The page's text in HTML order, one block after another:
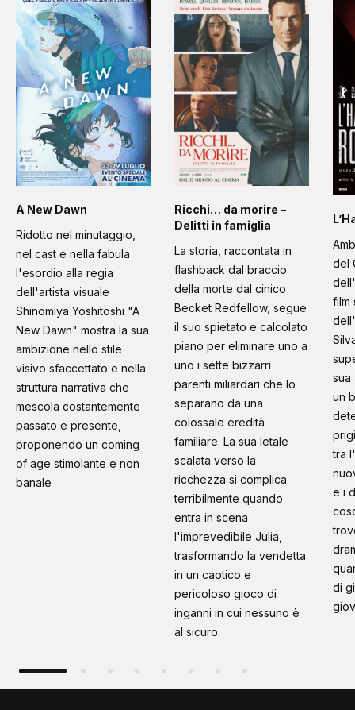
A New Dawn
Ridotto nel minutaggio,
nel cast e nella fabula
l'esordio alla regia
dell'artista visuale
Shinomiya Yoshitoshi "A
New Dawn" mostra la sua
ambizione nello stile
visivo sfaccettato e nella
struttura narrativa che
mescola costantemente
passato e presente,
proponendo un coming
of age stimolante e non
banale
Ricchi… da morire –
Delitti in famiglia
La storia, raccontata in
flashback dal braccio
della morte dal cinico
Becket Redfellow, segue
il suo spietato e calcolato
piano per eliminare uno a
uno i sette bizzarri
parenti miliardari che lo
separano da una
colossale eredità
familiare. La sua letale
scalata verso la
ricchezza si complica
terribilmente quando
entra in scena
l'imprevedibile Julia,
trasformando la vendetta
in un caotico e
pericoloso gioco di
inganni in cui nessuno è
al sicuro.
del
film
sua
un
tra
e i
di